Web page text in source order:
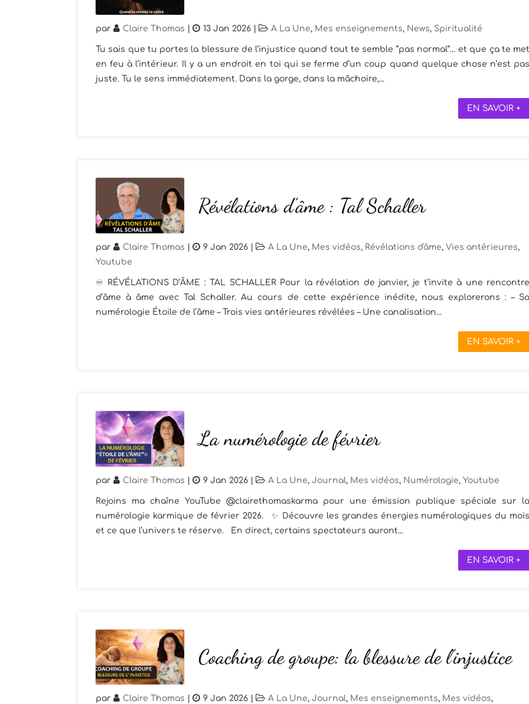
par Claire Thomas 13 Jan 2026 A La Une, Mes enseignements, News, Spiritualité
Tu sais que tu portes la blessure de l’injustice quand tout te semble “pas normal”… et que ça te
en feu à l’intérieur. Il y a un endroit en toi qui se ferme d’un coup quand quelque chose n’est
juste. Tu le sens immédiatement. Dans la gorge, dans la mâchoire,...
EN SAVOIR +
Révélations d’âme : Tal Schaller
par Claire Thomas 9 Jan 2026 A La Une, Mes vidéos, Révélations d'âme, Vies antérieures,
Youtube
♾️ RÉVÉLATIONS D’ÂME : TAL SCHALLER Pour la révélation de janvier, je t’invite à une
d’âme à âme avec Tal Schaller. Au cours de cette expérience inédite, nous explorerons : –
numérologie Étoile de l’âme – Trois vies antérieures révélées – Une canalisation...
EN SAVOIR +
La numérologie de février
par Claire Thomas | 9 Jan 2026 | A La Une, Journal, Mes vidéos, Numérologie, Youtube
Rejoins ma chaîne YouTube @clairethomaskarma pour une émission publique spéciale sur
numérologie karmique de février 2026. ✨ Découvre les grandes énergies numérologiques du
et ce que l’univers te réserve. En direct, certains spectateurs auront...
EN SAVOIR +
Coaching de groupe: la blessure de l’injustice
par Claire Thomas 9 Jan 2026 A La Une, Journal, Mes enseignements, Mes vidéos,